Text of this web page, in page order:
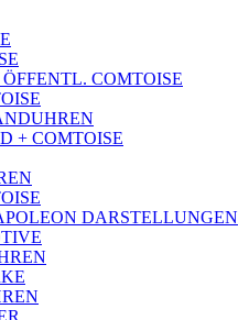
COMTOISE
+ COMTOISE
DARSTELLUNGEN